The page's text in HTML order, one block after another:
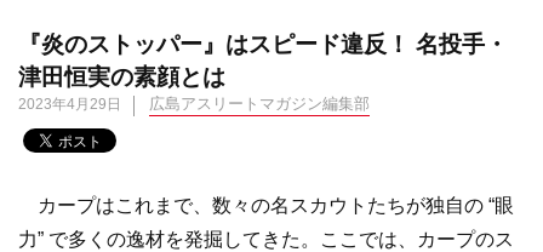
『炎のストッパー』はスピード違反！ 名投手・
津田恒実の素顔とは
2023年4月29日 広島アスリートマガジン編集部
カープはこれまで、数々の名スカウトたちが独自の “眼
力” で多くの逸材を発掘してきた。ここでは、カープのス